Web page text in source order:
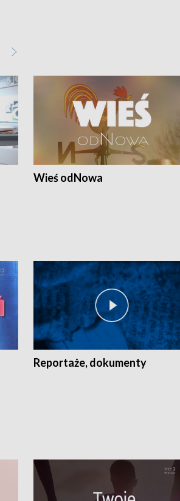
Wieś odNowa
Reportaże, dokumenty